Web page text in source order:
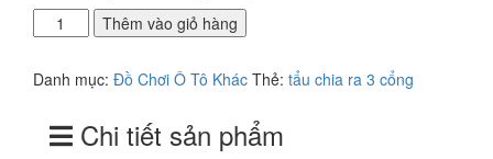
Tẩu
Ra
Cổng
Đa
Thêm vào giỏ hàng
Danh mục: Đồ Chơi Ô Tô Khác Thẻ: tẩu chia ra 3 cổng
Chi tiết sản phẩm